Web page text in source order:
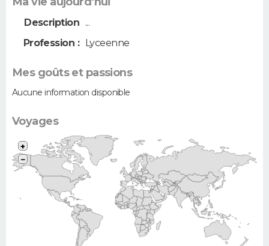
Description ...
Profession :
Lyceenne
Mes goûts et passions
Aucune information disponible
Voyages
+
−